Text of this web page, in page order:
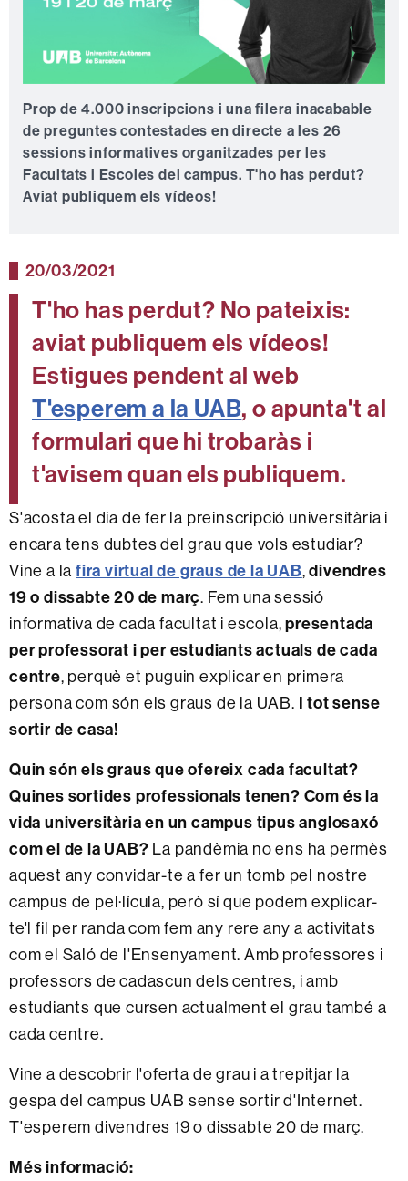
Prop de 4.000 inscripcions i una filera inacabable
de preguntes contestades en directe a les 26
sessions informatives organitzades per les
Facultats i Escoles del campus. T'ho has perdut?
Aviat publiquem els vídeos!
20/03/2021
T'ho has perdut? No pateixis:
aviat publiquem els vídeos!
Estigues pendent al web
T'esperem a la UAB, o apunta't al
formulari que hi trobaràs i
t'avisem quan els publiquem.
S'acosta el dia de fer la preinscripció universitària i
encara tens dubtes del grau que vols estudiar?
Vine a la fira virtual de graus de la UAB,divendres
19 o dissabte 20 de març. Fem una sessió
informativa de cada facultat i escola,presentada
per professorat i per estudiants actuals de cada
centre, perquè et puguin explicar en primera
persona com són els graus de la UAB. I tot sense
sortir de casa!
Quin són els graus que ofereix cada facultat?
Quines sortides professionals tenen? Com és la
vida universitària en un campus tipus anglosaxó
com el de la UAB? La pandèmia no ens ha permès
aquest any convidar-te a fer un tomb pel nostre
campus de pel·lícula, però sí que podem explicar-
te'l fil per randa com fem any rere any a activitats
com el Saló de l'Ensenyament. Amb professores i
professors de cadascun dels centres, i amb
estudiants que cursen actualment el grau també a
cada centre.
Vine a descobrir l'oferta de grau i a trepitjar la
gespa del campus UAB sense sortir d'Internet.
T'esperem divendres 19 o dissabte 20 de març.
Més informació: